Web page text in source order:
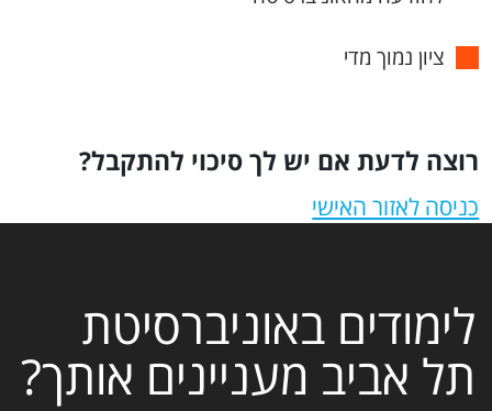
ציון נמוך מדי
רוצה לדעת אם יש לך סיכוי להתקבל?
כניסה לאזור האישי
לימודים באוניברסיטת
תל אביב מעניינים אותך?